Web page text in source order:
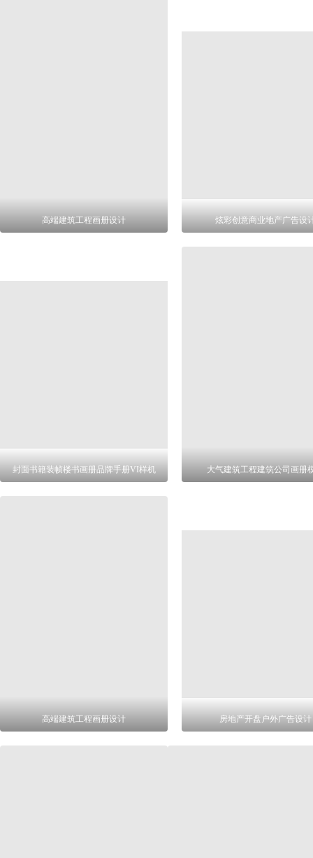
高端建筑工程画册设计 炫彩创意商业地产广告设
封面书籍装帧楼书画册品牌手册VI样机 大气建筑工程建筑公司画册
高端建筑工程画册设计 房地产开盘户外广告设计